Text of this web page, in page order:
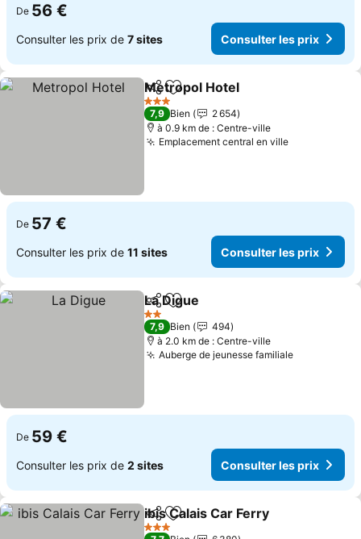
De 56 €
Consulter les prix de 7 sites Consulter les prix
PartagerAjouter à mes favoris
Metropol Hotel
3 Étoiles
7,9 Bien
2 654
à 0.9 km de : Centre-ville
Emplacement central en ville
De 57 €
Consulter les prix de 11 sites Consulter les prix
PartagerAjouter à mes favoris
La Digue
2 Étoiles
7,9 Bien
494
à 2.0 km de : Centre-ville
Auberge de jeunesse familiale
De 59 €
Consulter les prix de 2 sites Consulter les prix
PartagerAjouter à mes favoris
ibis Calais Car Ferry
3 Étoiles